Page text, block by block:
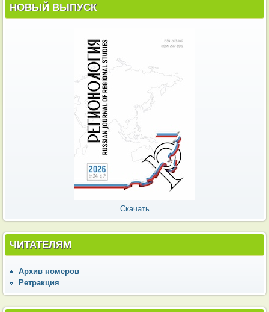
НОВЫЙ ВЫПУСК
Скачать
ЧИТАТЕЛЯМ
Архив номеров
Ретракция